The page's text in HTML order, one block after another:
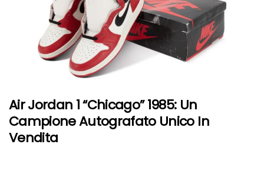
Air Jordan 1 “Chicago” 1985: Un
Campione Autografato Unico In
Vendita